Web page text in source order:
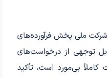
ملی پخش فرآورده‌های
توجهی از درخواست‌های
بی‌مورد است، تأکید